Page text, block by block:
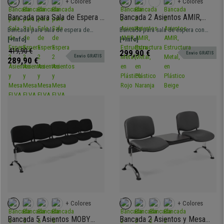
Bancada para Sala de Espera 2
Asientos y Mesa ELVA,
Estructura Metal, en Plástico
Gris
Bancada para sala de espera de
158x50 cm con estructura metálica,
asientos de plástico resistente y
mesa. Muy resistente, gran
comodidad. Disponible en varios
colores y configuraciones.
[+Info]
419,90 €
289,90 € Envio GRATIS
Bancada 2 Asientos AMIR,
Estructura Metal, en Plástico
Rojo
Bancada para sala de espera con
estructura metálica de 108x50 cm y
asientos de diseño de plástico
resistente. Muy resistente, gran
comodidad. Disponible en varios
colores y configuraciones.
[+Info]
299,90 € Envio GRATIS
+ Colores
Bancada 5 Asientos MOBY
+ Colores
Bancada 2 Asientos y Mesa